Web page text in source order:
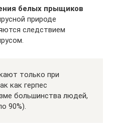
белых прыщиков
природе
следствием
только при
как герпес
большинства людей,
90%).